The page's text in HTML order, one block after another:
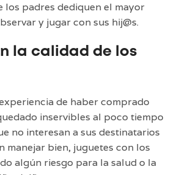
los padres dediquen el mayor
y jugar con sus hij@s.
la calidad de los
de haber comprado
inservibles al poco tiempo
no interesan a sus destinatarios
manejar bien, juguetes con los
algún riesgo para la salud o la